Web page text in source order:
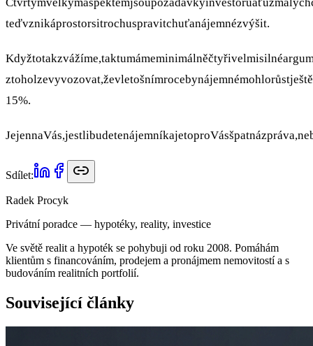
teďvznikáprostorsitrochuspravitchuťanájemnézvýšit.
15%.
Sdílet:
Radek Procyk
Privátní poradce — hypotéky, reality, investice
Ve světě realit a hypoték se pohybuji od roku 2008. Pomáhám
klientům s financováním, prodejem a pronájmem nemovitostí a s
budováním realitních portfolií.
Související články